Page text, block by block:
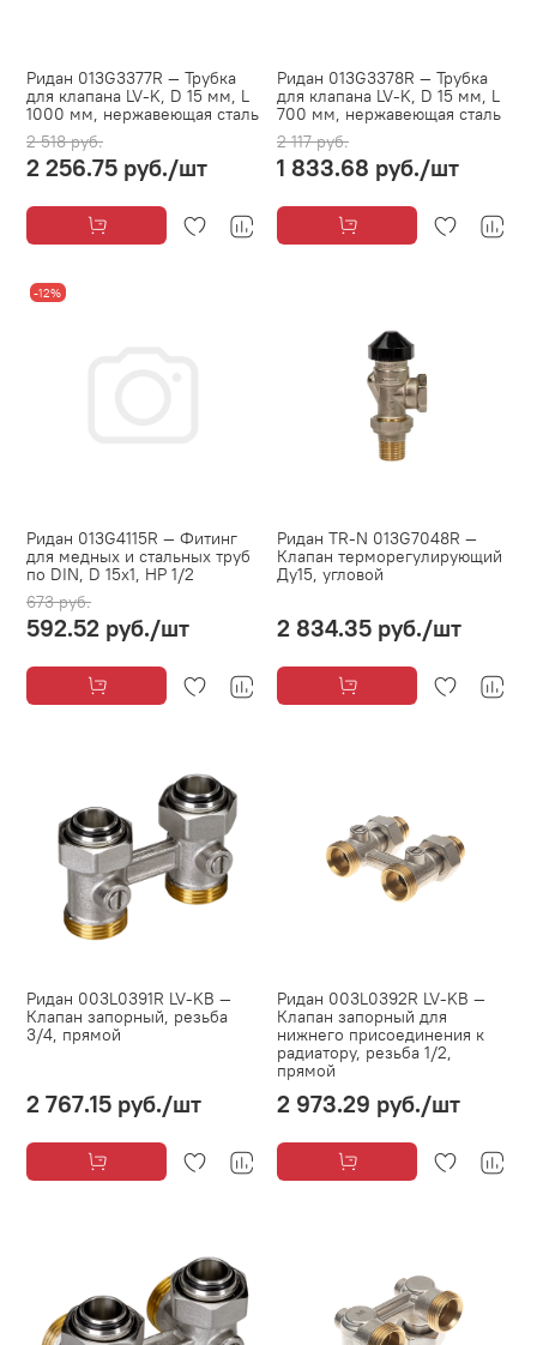
Ридан 013G3377R — Трубка
для клапана LV-K, D 15 мм, L
1000 мм, нержавеющая сталь
2 518 руб.
2 256.75 руб./шт
Ридан 013G3378R — Трубка
для клапана LV-K, D 15 мм, L
700 мм, нержавеющая сталь
2 117 руб.
1 833.68 руб./шт
-12%
Ридан 013G4115R — Фитинг
для медных и стальных труб
по DIN, D 15x1, НР 1/2
673 руб.
592.52 руб./шт
Ридан TR-N 013G7048R —
Клапан терморегулирующий
Ду15, угловой
2 834.35 руб./шт
Ридан 003L0391R LV-KB —
Клапан запорный, резьба
3/4, прямой
2 767.15 руб./шт
Ридан 003L0392R LV-KB —
Клапан запорный для
нижнего присоединения к
радиатору, резьба 1/2,
прямой
2 973.29 руб./шт